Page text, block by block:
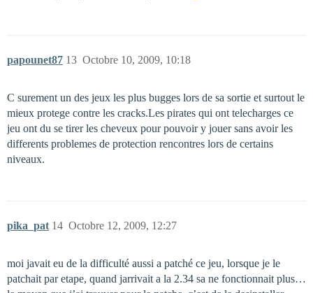
papounet87 Octobre 10, 2009, 10:18
13
C surement un des jeux les plus bugges lors de sa sortie et surtout le
mieux protege contre les cracks.Les pirates qui ont telecharges ce
jeu ont du se tirer les cheveux pour pouvoir y jouer sans avoir les
differents problemes de protection rencontres lors de certains
niveaux.
pika_pat Octobre 12, 2009, 12:27
14
moi javait eu de la difficulté aussi a patché ce jeu, lorsque je le
patchait par etape, quand jarrivait a la 2.34 sa ne fonctionnait plus…